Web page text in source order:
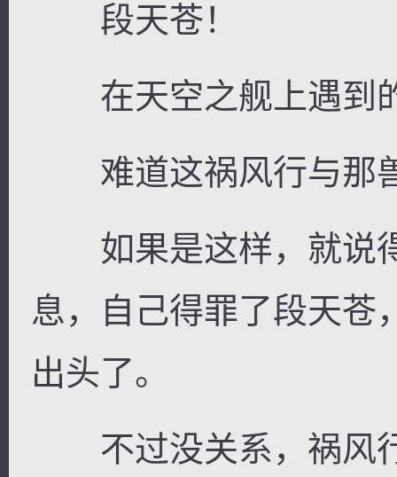
段天苍！
在天空之舰上遇到
难道这祸风行与那
如果是这样，就说
息，自己得罪了段天苍
出头了。
不过没关系，祸风